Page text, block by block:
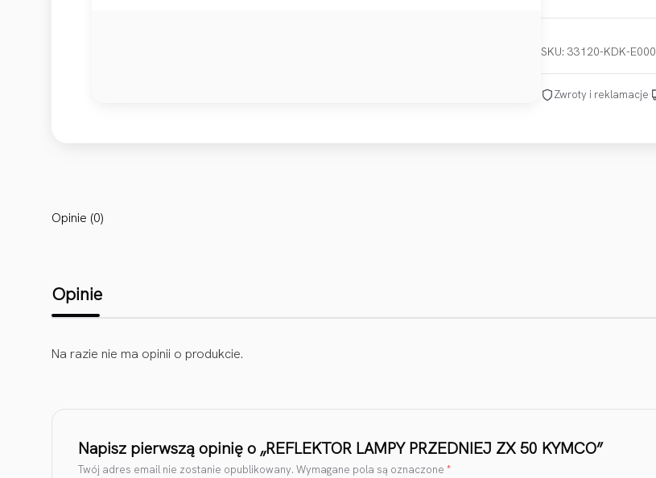
SKU: 33120-KDK-E000
Zwroty i reklamacje·
Opinie (0)
Opinie
Na razie nie ma opinii o produkcie.
Napisz pierwszą opinię o „REFLEKTOR LAMPY PRZEDNIEJ ZX 50 KYMCO”
Twój adres email nie zostanie opublikowany. Wymagane pola są oznaczone *